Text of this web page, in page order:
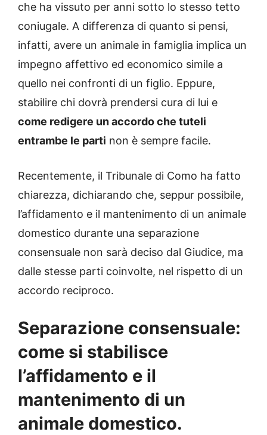
che ha vissuto per anni sotto lo stesso tetto
coniugale. A differenza di quanto si pensi,
infatti, avere un animale in famiglia implica un
impegno affettivo ed economico simile a
quello nei confronti di un figlio. Eppure,
stabilire chi dovrà prendersi cura di lui e
come redigere un accordo che tuteli
entrambe le parti non è sempre facile.
Recentemente, il Tribunale di Como ha fatto
chiarezza, dichiarando che, seppur possibile,
l’affidamento e il mantenimento di un animale
domestico durante una separazione
consensuale non sarà deciso dal Giudice, ma
dalle stesse parti coinvolte, nel rispetto di un
accordo reciproco.
Separazione consensuale:
come si stabilisce
l’affidamento e il
mantenimento di un
animale domestico.